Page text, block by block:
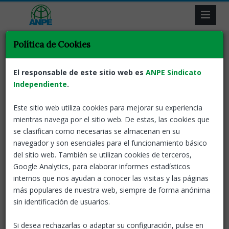
INTEGRACIÓ DEL PTFP
EN EL COS DE PROFESSORS
26 May, 2022 ANPE-Catalunya
En aquest esborrany es recull:
El procés de sol·licitud el convocarà cada CCAA.
La sol·licitud anirà acompanyada de la fotocòpia del
títol o certificat d’haver superat els estudis.
Serà vàlid qualsevol títol universitari de Grau,
Política de Cookies
El responsable de este sitio web es ANPE Sindicato
Independiente.
Este sitio web utiliza cookies para mejorar su experiencia
mientras navega por el sitio web. De estas, las cookies que
se clasifican como necesarias se almacenan en su
navegador y son esenciales para el funcionamiento básico
del sitio web. También se utilizan cookies de terceros,
Google Analytics, para elaborar informes estadísticos
internos que nos ayudan a conocer las visitas y las páginas
más populares de nuestra web, siempre de forma anónima
sin identificación de usuarios.
Si desea rechazarlas o adaptar su configuración, pulse en